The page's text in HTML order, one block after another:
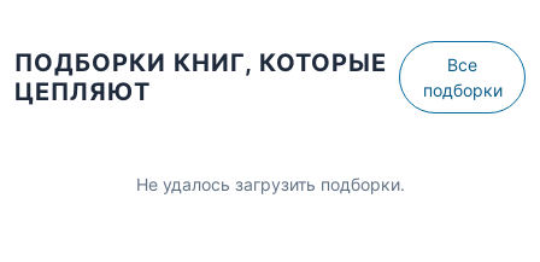
ПОДБОРКИ КНИГ, КОТОРЫЕ
ЦЕПЛЯЮТ
Все
подборки
Не удалось загрузить подборки.